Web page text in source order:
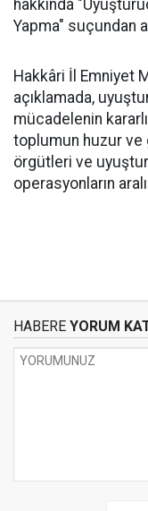
hakkında
Yapma" suçundan
Hakkâri İl Emniyet
açıklamada,
mücadelenin
toplumun huzur
örgütleri ve
operasyonların
HABERE YORUM